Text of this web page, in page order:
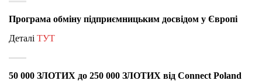
Програма обміну підприємницьким досвідом у Європі
Деталі ТУТ
50 000 ЗЛОТИХ до 250 000 ЗЛОТИХ від Connect Poland